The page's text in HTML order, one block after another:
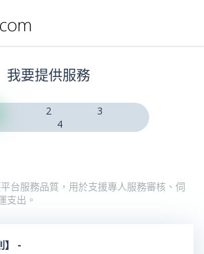
我要提供服務
2
3
4
台服務品質，用於支援專人服務審核、伺
支出。
】 -